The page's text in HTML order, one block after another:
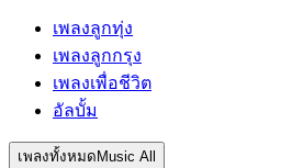
เพลงลูกทุ่ง
เพลงลูกกรุง
เพลงเพื่อชีวิต
อัลบั้ม
เพลงทั้งหมด Music All